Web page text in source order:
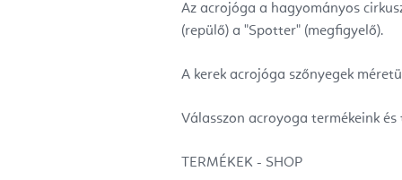
Az acrojóga a hagyományos
(repülő) a "Spotter" (megfigyelő).
A kerek acrojóga szőnyegek
Válasszon acroyoga termékeink
TERMÉKEK - SHOP